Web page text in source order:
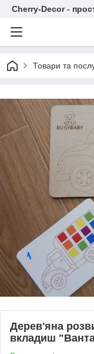
Cherry-Decor -
Товари та
Дерев'яна
вкладиш